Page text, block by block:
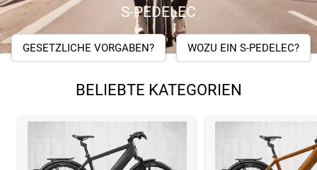
S-PEDELEC
GESETZLICHE VORGABEN? WOZU EIN S-PEDELEC?
BELIEBTE KATEGORIEN